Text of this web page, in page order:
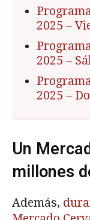
2025 –
2025 –
2025 –
Un
millones
Además,